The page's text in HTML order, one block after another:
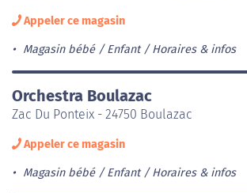
Appeler ce magasin
Magasin bébé / Enfant Horaires & infos
Orchestra Boulazac
Zac Du Ponteix - 24750 Boulazac
Appeler ce magasin
Magasin bébé / Enfant Horaires & infos